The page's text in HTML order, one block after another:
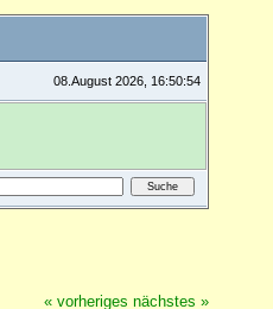
08.August 2026, 16:50:54
« vorheriges nächstes »